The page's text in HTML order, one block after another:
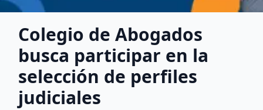
Colegio de Abogados
busca participar en la
selección de perfiles
judiciales